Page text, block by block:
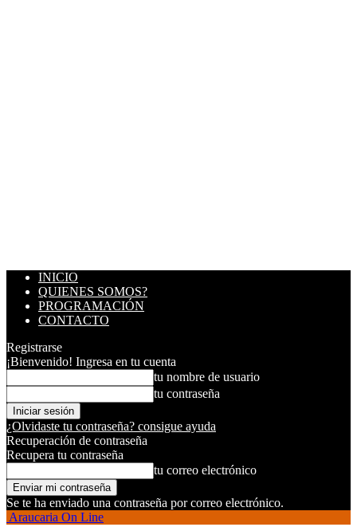
INICIO
QUIENES SOMOS?
PROGRAMACIÓN
CONTACTO
Registrarse
¡Bienvenido! Ingresa en tu cuenta
tu nombre de usuario
tu contraseña
¿Olvidaste tu contraseña? consigue ayuda
Recuperación de contraseña
Recupera tu contraseña
tu correo electrónico
Se te ha enviado una contraseña por correo electrónico.
Araucaria On Line